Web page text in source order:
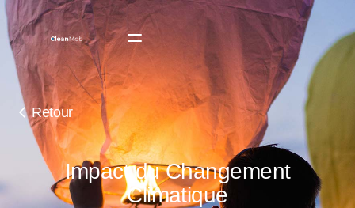
Retour
Impact du Changement
Climatique